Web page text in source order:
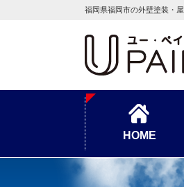
福岡県福岡市の外壁塗装・
HOME